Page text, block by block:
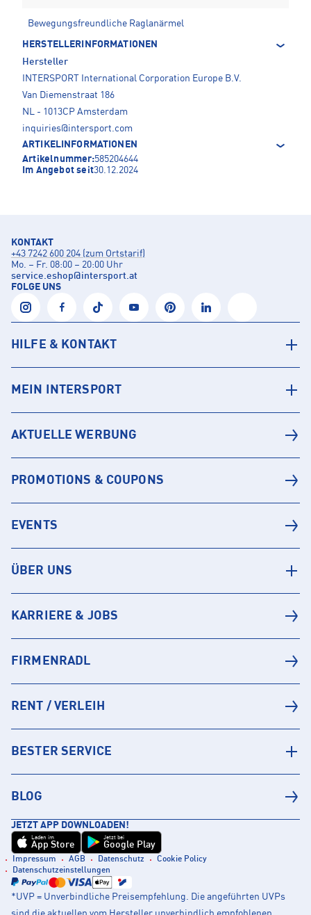
Bewegungsfreundliche Raglanärmel
HERSTELLERINFORMATIONEN
Hersteller
INTERSPORT International Corporation Europe B.V.
Van Diemenstraat 186
NL - 1013CP Amsterdam
inquiries@intersport.com
ARTIKELINFORMATIONEN
Artikelnummer:585204644
Im Angebot seit30.12.2024
KONTAKT
+43 7242 600 204 (zum Ortstarif)
Mo. – Fr. 08:00 – 20:00 Uhr
service.eshop@intersport.at
FOLGE UNS
HILFE & KONTAKT
MEIN INTERSPORT
AKTUELLE WERBUNG
PROMOTIONS & COUPONS
EVENTS
ÜBER UNS
KARRIERE & JOBS
FIRMENRADL
RENT / VERLEIH
BESTER SERVICE
BLOG
JETZT APP DOWNLOADEN!
Laden im
App Store
Jetzt bei
Google Play
Impressum AGB Datenschutz
Cookie Policy
Datenschutzeinstellungen
*UVP = Unverbindliche Preisempfehlung. Die angeführten UVPs